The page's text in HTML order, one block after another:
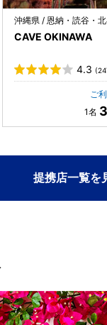
沖縄県 / 恩納・読谷・
CAVE OKINAWA
4.3
ご
提携店一覧を